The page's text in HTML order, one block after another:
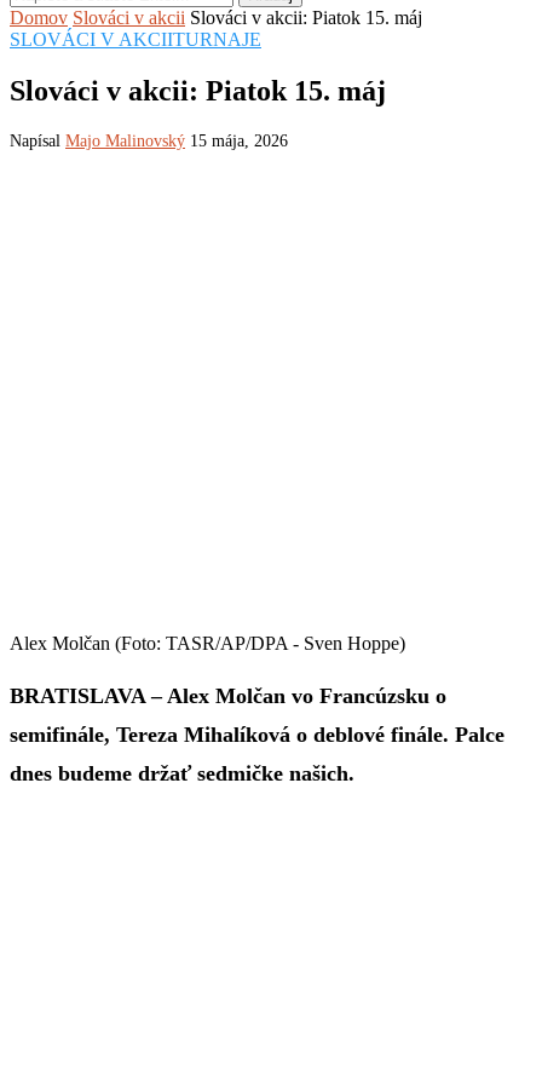
Domov Slováci v akcii Slováci v akcii: Piatok 15. máj
SLOVÁCI V AKCIITURNAJE
Slováci v akcii: Piatok 15. máj
Napísal Majo Malinovský 15 mája, 2026
Alex Molčan (Foto: TASR/AP/DPA - Sven Hoppe)
BRATISLAVA – Alex Molčan vo Francúzsku o
semifinále, Tereza Mihalíková o deblové finále. Palce
dnes budeme držať sedmičke našich.